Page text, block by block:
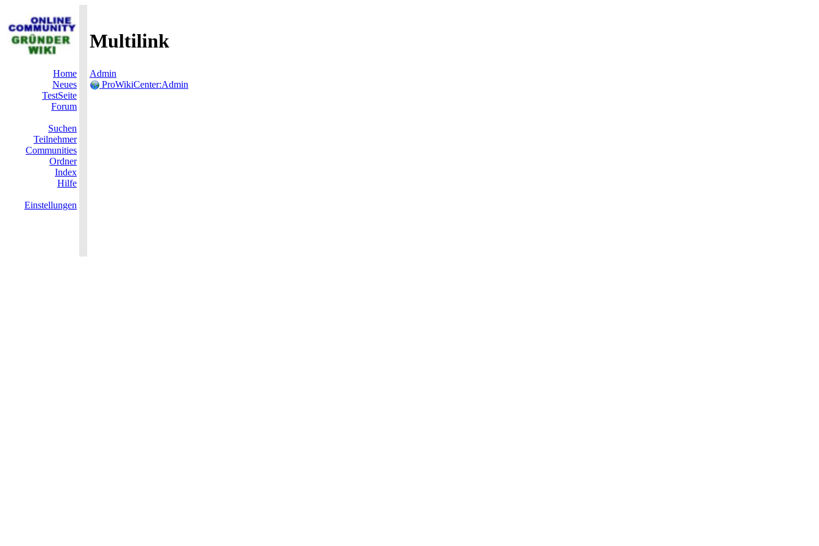
Multilink
Home
Neues
TestSeite
Forum
Suchen
Teilnehmer
Communities
Ordner
Index
Hilfe
Einstellungen
Admin
ProWikiCenter:Admin